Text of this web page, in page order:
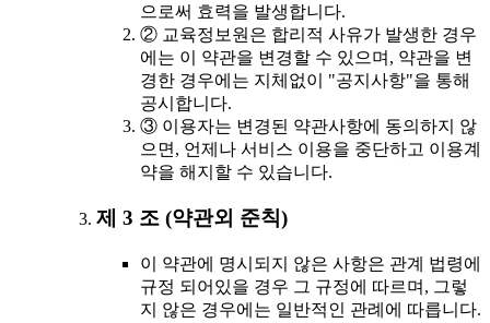
으로써 효력을 발생합니다.
② 교육정보원은 합리적 사유가 발생한 경우
에는 이 약관을 변경할 수 있으며, 약관을 변
경한 경우에는 지체없이 "공지사항"을 통해
공시합니다.
③ 이용자는 변경된 약관사항에 동의하지 않
으면, 언제나 서비스 이용을 중단하고 이용계
약을 해지할 수 있습니다.
제 3 조 (약관외 준칙)
이 약관에 명시되지 않은 사항은 관계 법령에
규정 되어있을 경우 그 규정에 따르며, 그렇
지 않은 경우에는 일반적인 관례에 따릅니다.